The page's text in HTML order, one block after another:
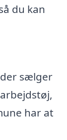
du kan
sælger
har at